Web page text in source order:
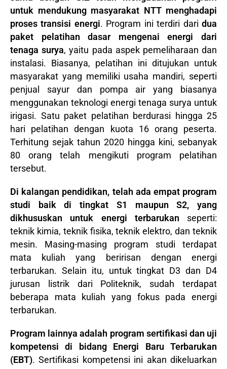
untuk mendukung masyarakat NTT menghadapi
proses transisi energi. Program ini terdiri daridua
paket pelatihan dasar mengenai energi dari
tenaga surya, yaitu pada aspek pemeliharaan dan
instalasi. Biasanya, pelatihan ini ditujukan untuk
masyarakat yang memiliki usaha mandiri, seperti
penjual sayur dan pompa air yang biasanya
menggunakan teknologi energi tenaga surya untuk
irigasi. Satu paket pelatihan berdurasi hingga 25
hari pelatihan dengan kuota 16 orang peserta.
Terhitung sejak tahun 2020 hingga kini, sebanyak
80 orang telah mengikuti program pelatihan
tersebut.
Di kalangan pendidikan, telah ada empat program
studi baik di tingkat S1 maupun S2, yang
dikhususkan untuk energi terbarukan seperti:
teknik kimia, teknik fisika, teknik elektro, dan teknik
mesin. Masing-masing program studi terdapat
mata kuliah yang beririsan dengan energi
terbarukan. Selain itu, untuk tingkat D3 dan D4
jurusan listrik dari Politeknik, sudah terdapat
beberapa mata kuliah yang fokus pada energi
terbarukan.
Program lainnya adalah program sertifikasi dan uji
kompetensi di bidang Energi Baru Terbarukan
(EBT). Sertifikasi kompetensi ini akan dikeluarkan